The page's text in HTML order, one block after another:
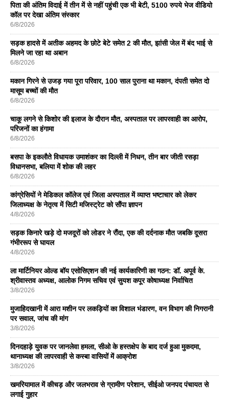
पिता की अंतिम विदाई में तीन में से नहीं पहुंची एक भी बेटी, 5100 रुपये भेज वीडियो
कॉल पर देखा अंतिम संस्कार
6/8/2026
सड़क हादसे में अतीक अहमद के छोटे बेटे समेत 2 की मौत, झांसी जेल में बंद भाई से
मिलने जा रहा था अबान
6/8/2026
मकान गिरने से उजड़ गया पूरा परिवार, 100 साल पुराना था मकान, दंपती समेत दो
मासूम बच्चों की मौत
6/8/2026
चाकू लगने से किशोर की इलाज के दौरान मौत, अस्पताल पर लापरवाही का आरोप,
परिजनों का हंगामा
6/8/2026
बसपा के इकलाैते विधायक उमाशंकर का दिल्ली में निधन, तीन बार जीती रसड़ा
विधानसभा, बलिया में शोक की लहर
6/8/2026
कांग्रेसियों ने मेडिकल कॉलेज एवं जिला अस्पताल में व्याप्त भष्टाचार को लेकर
जिलाध्यक्ष के नेतृत्व में सिटी मजिस्ट्रेट को सौंपा ज्ञापन
4/8/2026
सड़क किनारे खड़े दो मजदूरों को लोडर ने रौंदा, एक की दर्दनाक मौत जबकि दूसरा
गंभीररूप से घायल
4/8/2026
ला मार्टिनियर ओल्ड बॉय एसोसिएशन की नई कार्यकारिणी का गठन: डॉ. अपूर्व के.
श्रीवास्तव अध्यक्ष, आलोक निगम सचिव एवं सुयश कपूर कोषाध्यक्ष निर्वाचित
3/8/2026
मुजाहिदखानी में आरा मशीन पर लकड़ियों का विशाल भंडारण, वन विभाग की निगरानी
पर सवाल, जांच की मांग
3/8/2026
दिनदहाड़े युवक पर जानलेवा हमला, सीओ के हस्तक्षेप के बाद दर्ज हुआ मुकदमा,
थानाध्यक्ष की लापरवाही से कस्बा वासियों में आक्रोश
3/8/2026
खमरियामाल में कीचड़ और जलभराव से ग्रामीण परेशान, सीईओ जनपद पंचायत से
लगाई गुहार